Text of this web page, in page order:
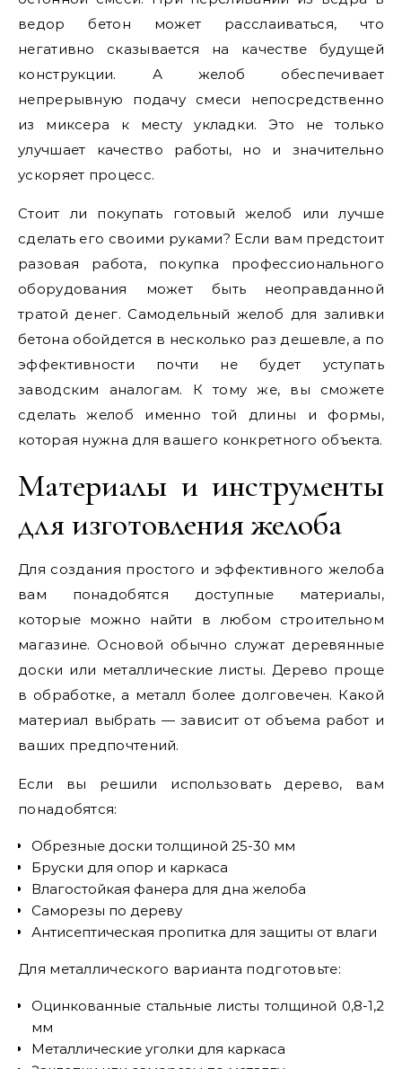
ведор бетон может расслаиваться, что
негативно сказывается на качестве будущей
конструкции. А желоб обеспечивает
непрерывную подачу смеси непосредственно
из миксера к месту укладки. Это не только
улучшает качество работы, но и значительно
ускоряет процесс.
Стоит ли покупать готовый желоб или лучше
сделать его своими руками? Если вам предстоит
разовая работа, покупка профессионального
оборудования может быть неоправданной
тратой денег. Самодельный желоб для заливки
бетона обойдется в несколько раз дешевле, а по
эффективности почти не будет уступать
заводским аналогам. К тому же, вы сможете
сделать желоб именно той длины и формы,
которая нужна для вашего конкретного объекта.
Материалы и инструменты
для изготовления желоба
Для создания простого и эффективного желоба
вам понадобятся доступные материалы,
которые можно найти в любом строительном
магазине. Основой обычно служат деревянные
доски или металлические листы. Дерево проще
в обработке, а металл более долговечен. Какой
материал выбрать — зависит от объема работ и
ваших предпочтений.
Если вы решили использовать дерево, вам
понадобятся:
Обрезные доски толщиной 25-30 мм
Бруски для опор и каркаса
Влагостойкая фанера для дна желоба
Саморезы по дереву
Антисептическая пропитка для защиты от влаги
Для металлического варианта подготовьте:
Оцинкованные стальные листы толщиной 0,8-1,2
мм
Металлические уголки для каркаса